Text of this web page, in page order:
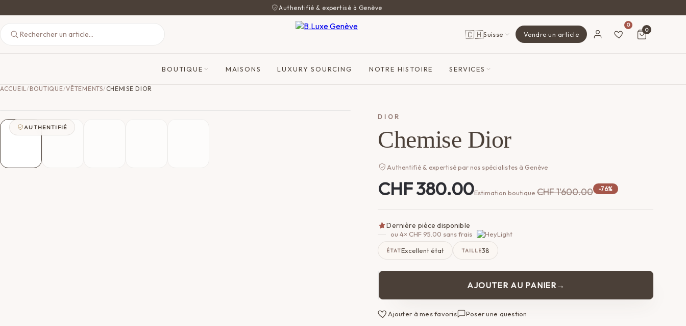
Authentifié & expertisé à Genève
🇨🇭Suisse Vendre un article
0
0
BOUTIQUE MAISONS LUXURY SOURCING NOTRE HISTOIRE SERVICES
ACCUEIL/ BOUTIQUE/VÊTEMENTS/ CHEMISE DIOR
AUTHENTIFIÉ
DIOR
Chemise Dior
Authentifié & expertisé par nos spécialistes à Genève
CHF380.00Estimation boutique CHF1'600.00 -76%
Dernière pièce disponible
ou 4× CHF 95.00 sans frais
ÉTATExcellent état TAILLE38
de
Chemise
Dior
AJOUTER AU PANIER
Ajouter à mes favoris Poser une question